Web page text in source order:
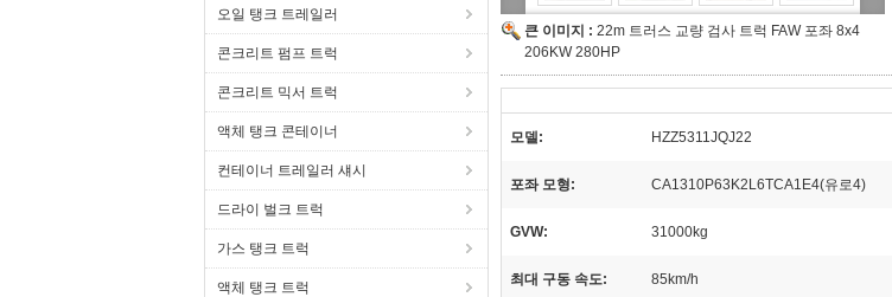
오일 탱크 트레일러
콘크리트 펌프 트럭
콘크리트 믹서 트럭
액체 탱크 콘테이너
컨테이너 트레일러 섀시
드라이 벌크 트럭
가스 탱크 트럭
액체 탱크 트럭
큰 이미지 : 22m 트러스 교량 검사 트럭 FAW 포좌 8x4
206KW 280HP
모델: HZZ5311JQJ22
포좌 모형: CA1310P63K2L6TCA1E4(유로4)
GVW: 31000kg
최대 구동 속도: 85km/h